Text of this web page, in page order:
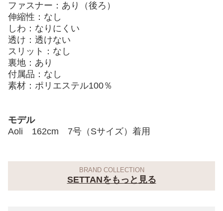
ファスナー：あり（後ろ）
伸縮性：なし
しわ：なりにくい
透け：透けない
スリット：なし
裏地：あり
付属品：なし
素材：ポリエステル100％
モデル
Aoli 162cm 7号（Sサイズ）着用
BRAND COLLECTION
SETTANをもっと見る